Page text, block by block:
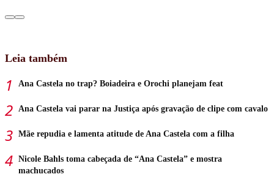
Leia também
Ana Castela no trap? Boiadeira e Orochi planejam feat
Ana Castela vai parar na Justiça após gravação de clipe com cavalo
Mãe repudia e lamenta atitude de Ana Castela com a filha
Nicole Bahls toma cabeçada de “Ana Castela” e mostra
machucados